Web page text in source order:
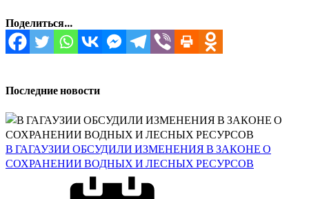
Поделиться...
Последние новости
В ГАГАУЗИИ ОБСУДИЛИ ИЗМЕНЕНИЯ В ЗАКОНЕ О
СОХРАНЕНИИ ВОДНЫХ И ЛЕСНЫХ РЕСУРСОВ